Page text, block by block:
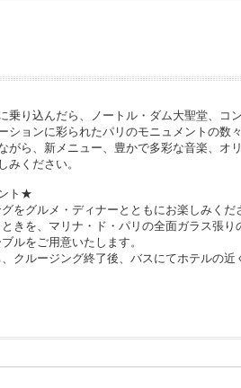
乗り込んだら、ノートル・ダム大聖堂、コ
ションに彩られたパリのモニュメントの数
がら、新メニュー、豊かで多彩な音楽、オ
みください。
ト★
をグルメ・ディナーとともにお楽しみくだ
きを、マリナ・ド・パリの全面ガラス張り
ルをご用意いたします。
クルージング終了後、バスにてホテルの